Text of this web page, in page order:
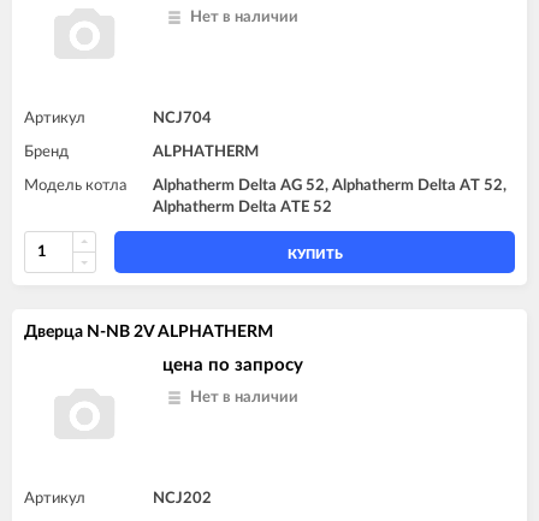
Нет в наличии
Артикул NCJ704
Бренд ALPHATHERM
Модель котла
Alphatherm Delta AG 52, Alphatherm Delta AT 52,
Alphatherm Delta ATE 52
КУПИТЬ
Дверца N-NB 2V ALPHATHERM
цена по запросу
Нет в наличии
Артикул NCJ202